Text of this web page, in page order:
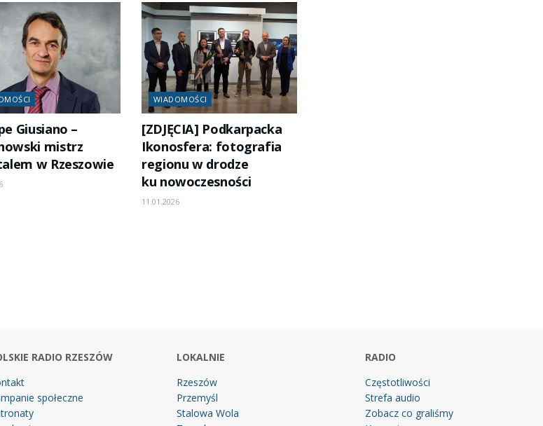
Giusiano –
mistrz
w Rzeszowie
WIADOMOŚCI
[ZDJĘCIA] Podkarpacka
Ikonosfera: fotografia
regionu w drodze
ku nowoczesności
11.01.2026
RADIO RZESZÓW
społeczne
LOKALNIE
Rzeszów
Przemyśl
Stalowa Wola
RADIO
Częstotliwości
Strefa audio
Zobacz co graliśmy